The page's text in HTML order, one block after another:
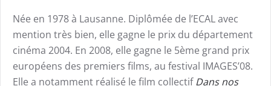
Née en 1978 à Lausanne. Diplômée de l’ECAL avec
mention très bien, elle gagne le prix du département
cinéma 2004. En 2008, elle gagne le 5ème grand prix
européens des premiers films, au festival IMAGES’08.
Elle a notamment réalisé le film collectifDans nos